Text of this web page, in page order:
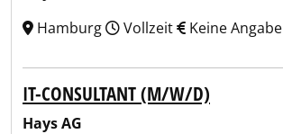
Hamburg
Vollzeit Keine Angabe
IT-CONSULTANT (M/W/D)
Hays AG